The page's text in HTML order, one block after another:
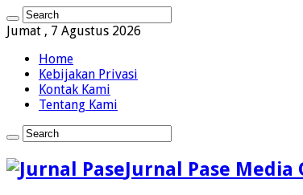
Jumat , 7 Agustus 2026
Home
Kebijakan Privasi
Kontak Kami
Tentang Kami
Jurnal Pase Media